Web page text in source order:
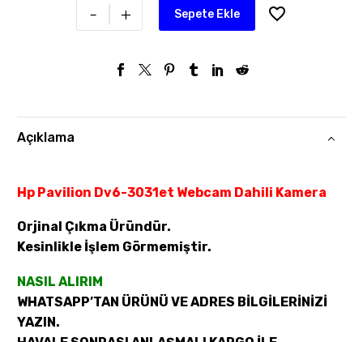
- + Sepete Ekle
Açıklama
Hp Pavilion Dv6-3031et Webcam Dahili Kamera
Orjinal Çıkma Üründür.
Kesinlikle İşlem Görmemiştir.
NASIL ALIRIM
WHATSAPP’TAN ÜRÜNÜ VE ADRES BİLGİLERİNİZİ
YAZIN.